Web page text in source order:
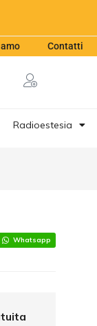
Contatti
Radioestesia
Whatsapp